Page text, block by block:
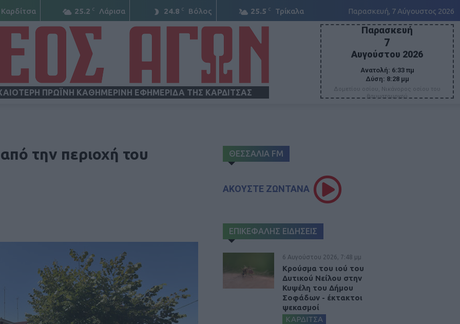
Καρδίτσα 25.2 C Λάρισα 24.8 C Βόλος 25.5 C Τρίκαλα Παρασκευή, 7 Αύγουστος 2026
ΠΡΩΪΝΗ ΚΑΘΗΜΕΡΙΝΗ ΕΦΗΜΕΡΙΔΑ ΤΗΣ ΚΑΡΔΙΤΣΑΣ
Παρασκευή
7
Αυγούστου 2026
Ανατολή: 6:33 πμ
Δύση: 8:28 μμ
Δομετίου οσίου, Νικάνορος οσίου του
θαυματουργού
την περιοχή του
ΘΕΣΣΑΛΙΑ FM
ΑΚΟΥΣΤΕ ΖΩΝΤΑΝΑ
ΕΠΙΚΕΦΑΛΗΣ ΕΙΔΗΣΕΙΣ
6 Αυγούστου 2026, 7:48 μμ
Κρούσμα του ιού του
Δυτικού Νείλου στην
Κυψέλη του Δήμου
Σοφάδων - έκτακτοι
ψεκασμοί
ΚΑΡΔΙΤΣΑ